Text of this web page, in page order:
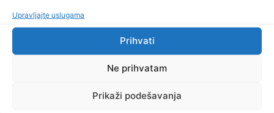
Upravljajte uslugama
Prihvati
Ne prihvatam
Prikaži podešavanja